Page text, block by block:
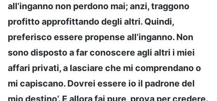
all’inganno non perdono mai; anzi, traggono
profitto approfittando degli altri. Quindi,
preferisco essere propense all’inganno. Non
sono disposto a far conoscere agli altri i miei
affari privati, a lasciare che mi comprendano o
mi capiscano. Dovrei essere io il padrone del
mio destino’. E allora fai pure, prova per credere.